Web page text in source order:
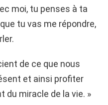
moi, tu penses à ta
tu vas me répondre,
de ce que nous
et ainsi profiter
du miracle de la vie. »